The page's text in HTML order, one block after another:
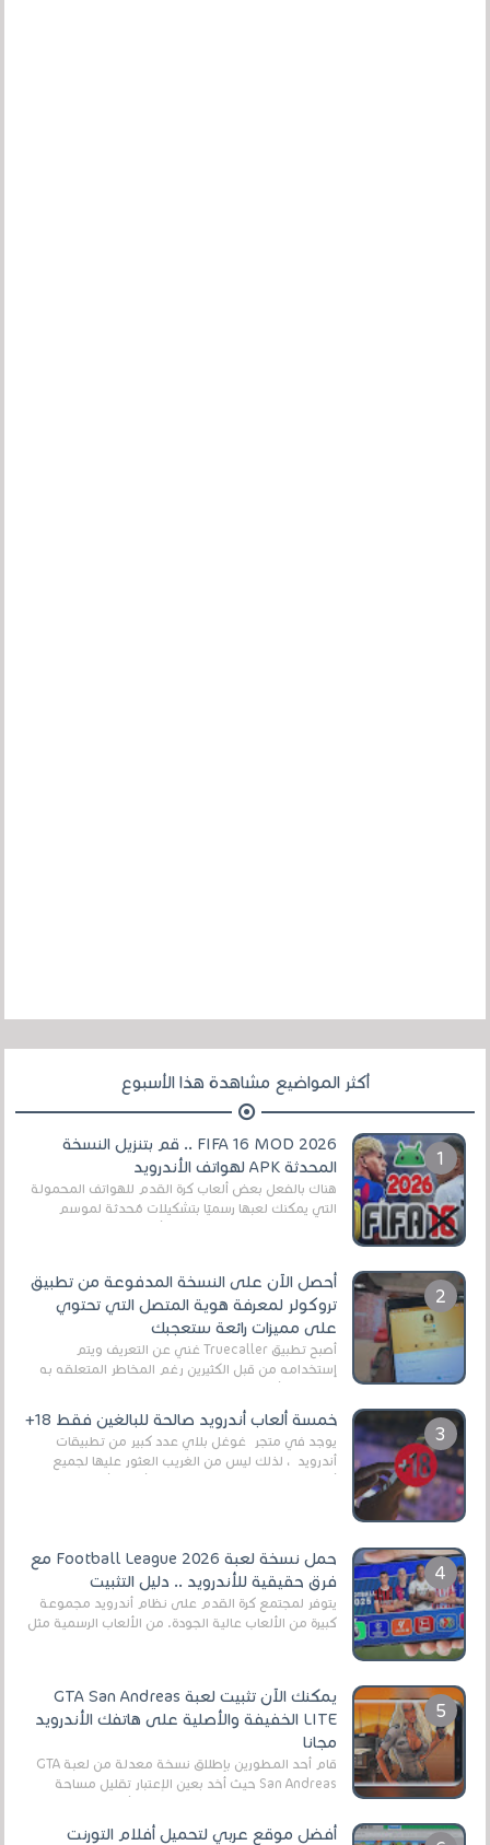
أكثر المواضيع مشاهدة هذا الأسبوع
FIFA 16 MOD 2026 .. قم بتنزيل النسخة
المحدثة APK لهواتف الأندرويد
هناك بالفعل بعض ألعاب كرة القدم للهواتف المحمولة
التي يمكنك لعبها رسميًا بتشكيلات مُحدثة لموسم
أحصل الآن على النسخة المدفوعة من تطبيق
تروكولر لمعرفة هوية المتصل التي تحتوي
على مميزات رائعة ستعجبك
أصبح تطبيق Truecaller غني عن التعريف ويتم
إستخدامه من قبل الكثيرين رغم المخاطر المتعلقه به
خمسة ألعاب أندرويد صالحة للبالغين فقط 18+
يوجد في متجر غوغل بلاي عدد كبير من تطبيقات
أندرويد ، لذلك ليس من الغريب العثور عليها لجميع
حمل نسخة لعبة Football League 2026 مع
فرق حقيقية للأندرويد .. دليل التثبيت
يتوفر لمجتمع كرة القدم على نظام أندرويد مجموعة
كبيرة من الألعاب عالية الجودة. من الألعاب الرسمية مثل
يمكنك الآن تثبيت لعبة GTA San Andreas
LITE الخفيفة والأصلية على هاتفك الأندرويد
مجانا
قام أحد المطورين بإطلاق نسخة معدلة من لعبة GTA
San Andreas حيث أخد بعين الإعتبار تقليل مساحة
أفضل موقع عربي لتحميل أفلام التورنت